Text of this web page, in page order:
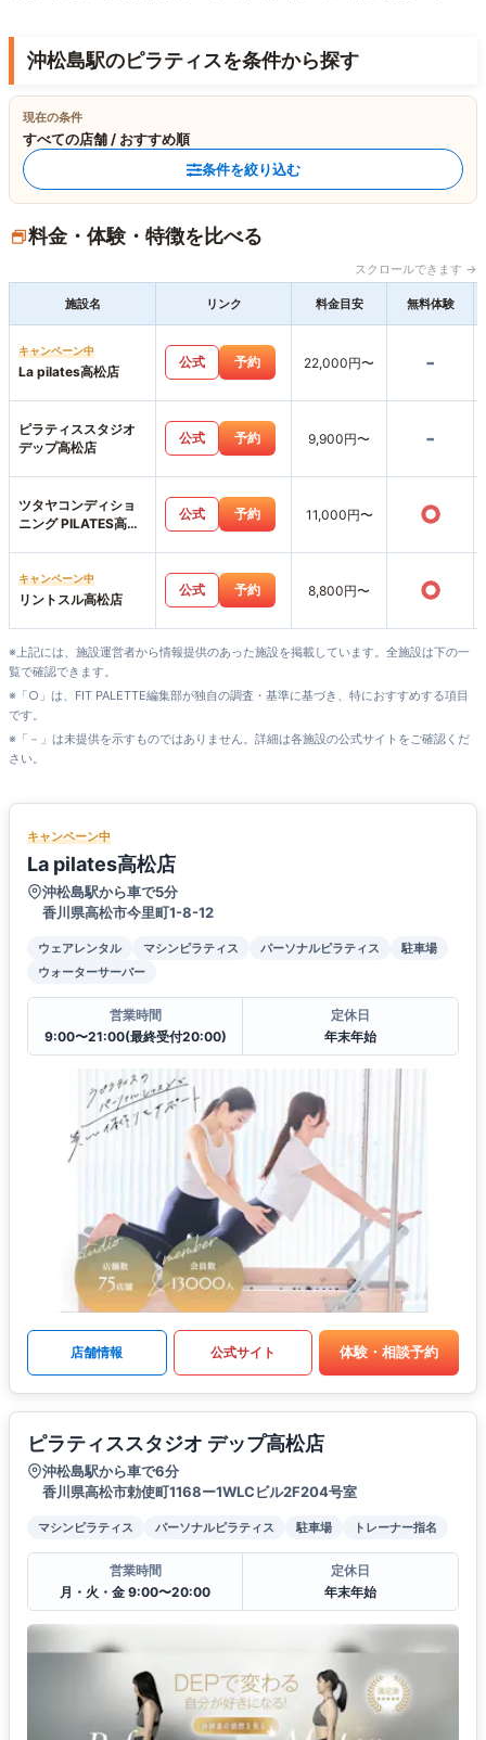
沖松島駅のピラティスを条件から探す
現在の条件
すべての店舗 / おすすめ順
条件を絞り込む
料金・体験・特徴を比べる
スクロールできます →
施設名 リンク 料金目安 無料体験
キャンペーン中
La pilates高松店
公式 予約 22,000円〜 -
ピラティススタジオ
デップ高松店
公式 予約 9,900円〜 -
ツタヤコンディショ
ニング PILATES高松
公式 予約 11,000円〜 ○
キャンペーン中
リントスル高松店
公式 予約 8,800円〜 ○
※上記には、施設運営者から情報提供のあった施設を掲載しています。全施設は下の一
覧で確認できます。
※「○」は、FIT PALETTE編集部が独自の調査・基準に基づき、特におすすめする項目
です。
※「－」は未提供を示すものではありません。詳細は各施設の公式サイトをご確認くだ
さい。
キャンペーン中
La pilates高松店
沖松島駅から車で5分
香川県高松市今里町1-8-12
ウェアレンタル マシンピラティス パーソナルピラティス
駐車場
ウォーターサーバー
営業時間
9:00〜21:00(最終受付20:00)
定休日
年末年始
店舗情報 公式サイト 体験・相談予約
ピラティススタジオ デップ高松店
沖松島駅から車で6分
香川県高松市勅使町1168ー1WLCビル2F204号室
マシンピラティス パーソナルピラティス 駐車場 トレーナー指名
営業時間
月・火・金 9:00〜20:00
定休日
年末年始